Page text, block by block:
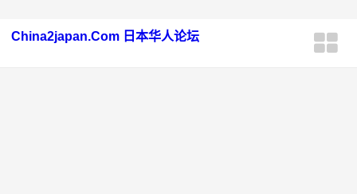
China2japan.Com 日本华人论坛